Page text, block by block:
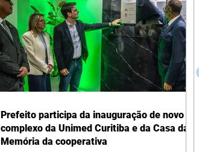
Prefeito participa da inauguração de novo
complexo da Unimed Curitiba e da Casa da
Memória da cooperativa